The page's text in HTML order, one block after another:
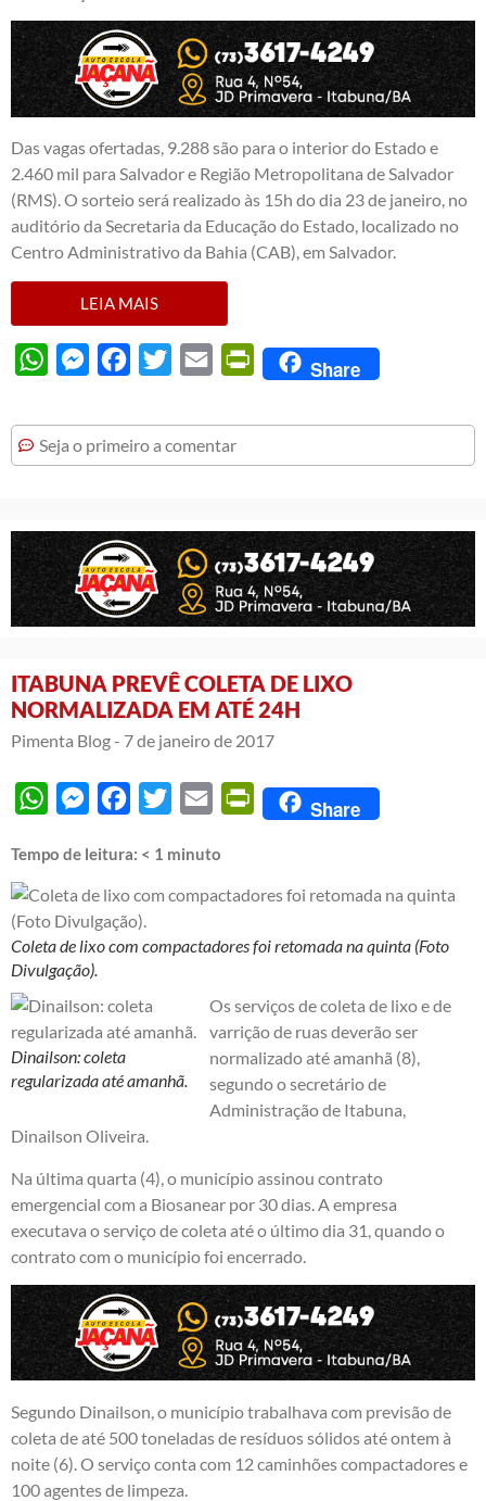
Das vagas ofertadas, 9.288 são para o interior do Estado e
2.460 mil para Salvador e Região Metropolitana de Salvador
(RMS). O sorteio será realizado às 15h do dia 23 de janeiro, no
auditório da Secretaria da Educação do Estado, localizado no
Centro Administrativo da Bahia (CAB), em Salvador.
LEIA MAIS
WhatsAppMessengerFacebook
Twitter Email PrintFriendly
Share
Seja o primeiro a comentar
ITABUNA PREVÊ COLETA DE LIXO
NORMALIZADA EM ATÉ 24H
Pimenta Blog - 7 de janeiro de 2017
WhatsAppMessengerFacebook
Twitter Email PrintFriendly
Share
Tempo de leitura: < 1 minuto
Coleta de lixo com compactadores foi retomada na quinta (Foto
Divulgação).
Dinailson: coleta
regularizada até amanhã.
Os serviços de coleta de lixo e de
varrição de ruas deverão ser
normalizado até amanhã (8),
segundo o secretário de
Administração de Itabuna,
Dinailson Oliveira.
Na última quarta (4), o município assinou contrato
emergencial com a Biosanear por 30 dias. A empresa
executava o serviço de coleta até o último dia 31, quando o
contrato com o município foi encerrado.
Segundo Dinailson, o município trabalhava com previsão de
coleta de até 500 toneladas de resíduos sólidos até ontem à
noite (6). O serviço conta com 12 caminhões compactadores e
100 agentes de limpeza.